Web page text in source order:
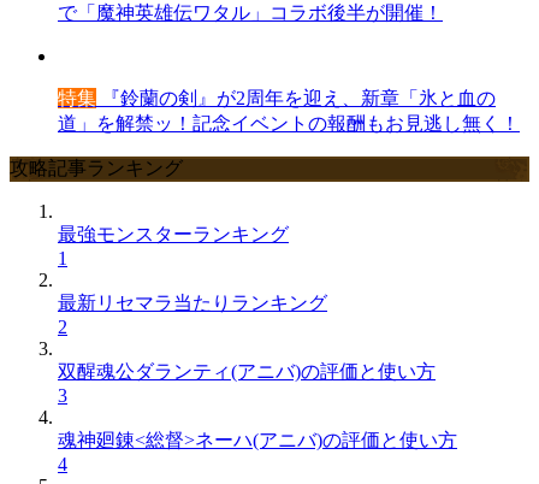
で「魔神英雄伝ワタル」コラボ後半が開催！
特集 『鈴蘭の剣』が2周年を迎え、新章「氷と血の
道」を解禁ッ！記念イベントの報酬もお見逃し無く！
攻略記事ランキング
最強モンスターランキング
1
最新リセマラ当たりランキング
2
双醒魂公ダランティ(アニバ)の評価と使い方
3
魂神廻錬<総督>ネーハ(アニバ)の評価と使い方
4